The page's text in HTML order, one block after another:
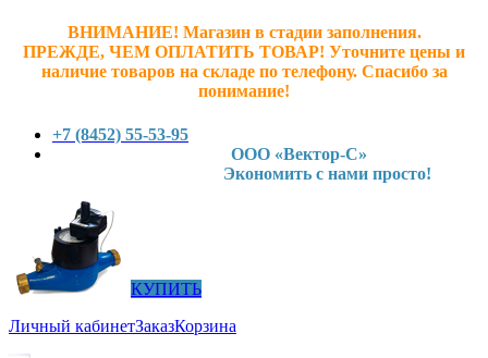
ВНИМАНИЕ! Магазин в стадии заполнения.
ПРЕЖДЕ, ЧЕМ ОПЛАТИТЬ ТОВАР! Уточните цены и
наличие товаров на складе по телефону. Спасибо за
понимание!
+7 (8452) 55-53-95
ООО «Вектор-С»
Экономить с нами просто!
КУПИТЬ
Личный кабинетЗаказКорзина